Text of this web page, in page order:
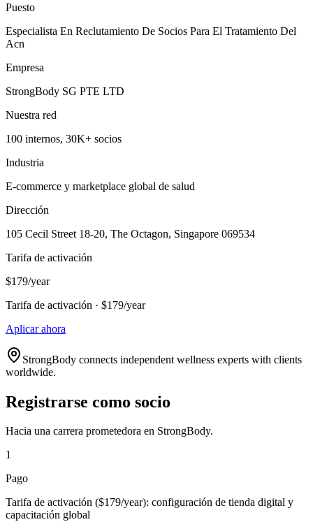
Puesto
Especialista En Reclutamiento De Socios Para El Tratamiento Del
Acn
Empresa
StrongBody SG PTE LTD
Nuestra red
100 internos, 30K+ socios
Industria
E-commerce y marketplace global de salud
Dirección
105 Cecil Street 18-20, The Octagon, Singapore 069534
Tarifa de activación
$179/year
Tarifa de activación · $179/year
Aplicar ahora
StrongBody connects independent wellness experts with clients
worldwide.
Registrarse como socio
Hacia una carrera prometedora en StrongBody.
1
Pago
Tarifa de activación ($179/year): configuración de tienda digital y
capacitación global